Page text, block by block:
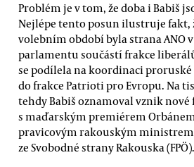
Problém je v tom, že doba i Babiš
Nejlépe tento posun ilustruje fakt,
volebním období byla strana ANO
parlamentu součástí frakce
se podílela na koordinaci
do frakce Patrioti pro Evropu. Na
tehdy Babiš oznamoval vznik nové
s maďarským premiérem
pravicovým rakouským
ze Svobodné strany Rakouska (FPÖ).